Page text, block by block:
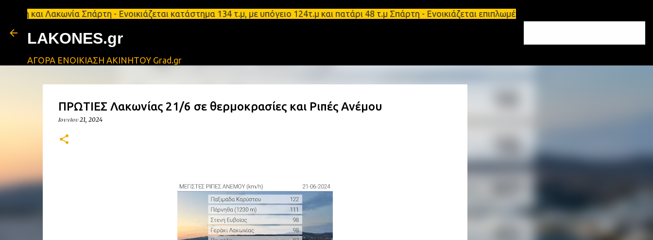
Μετάβαση στο κύριο περιεχόμενο
Σπάρτη - Ενοικιάζεται κατάστημα 134 τ.μ, με υπόγειο 124τ.μ και πατάρι 48 τ.μ Σπάρτη - Ενοικιάζεται επιπλωμένο διαμέρισμα 65τ.μ
LAKONES.gr
ΑΓΟΡΑ ΕΝΟΙΚΙΑΣΗ ΑΚΙΝΗΤΟΥ Grad.gr
ΠΡΩΤΙΕΣ Λακωνίας 21/6 σε θερμοκρασίες και Ριπές Ανέμου
Ιουνίου 21, 2024